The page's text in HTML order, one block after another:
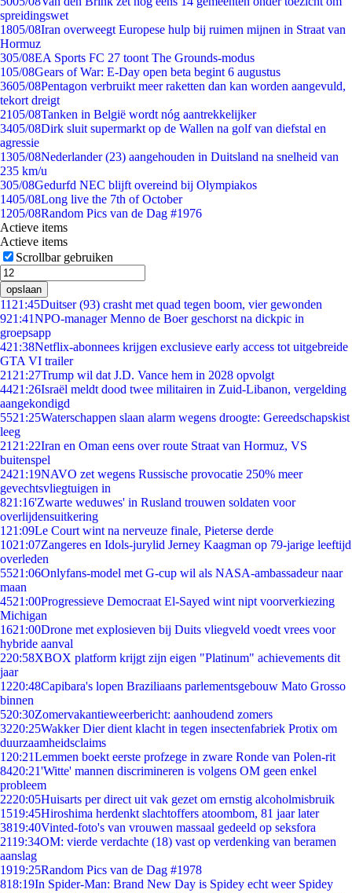
spreidingswet
1805/08Iran overweegt Europese hulp bij ruimen mijnen in Straat van
Hormuz
305/08EA Sports FC 27 toont The Grounds-modus
105/08Gears of War: E-Day open beta begint 6 augustus
3605/08Pentagon verbruikt meer raketten dan kan worden aangevuld,
tekort dreigt
2105/08Tanken in België wordt nóg aantrekkelijker
3405/08Dirk sluit supermarkt op de Wallen na golf van diefstal en
agressie
1305/08Nederlander (23) aangehouden in Duitsland na snelheid van
235 km/u
305/08Gedurfd NEC blijft overeind bij Olympiakos
1405/08Long live the 7th of October
1205/08Random Pics van de Dag #1976
Actieve items
Actieve items
Scrollbar gebruiken
opslaan
11 21:45Duitser (93) crasht met quad tegen boom, vier gewonden
921:41NPO-manager Menno de Boer geschorst na dickpic in
groepsapp
421:38Netflix-abonnees krijgen exclusieve early access tot uitgebreide
GTA VI trailer
21 21:27Trump wil dat J.D. Vance hem in 2028 opvolgt
4421:26Israël meldt dood twee militairen in Zuid-Libanon, vergelding
aangekondigd
5521:25Waterschappen slaan alarm wegens droogte: Gereedschapskist
leeg
21 21:22Iran en Oman eens over route Straat van Hormuz, VS
buitenspel
2421:19NAVO zet wegens Russische provocatie 250% meer
gevechtsvliegtuigen in
821:16'Zwarte weduwes' in Rusland trouwen soldaten voor
overlijdensuitkering
1 21:09Le Court wint na nerveuze finale, Pieterse derde
1021:07Zangeres en Idols-jurylid Jerney Kaagman op 79-jarige leeftijd
overleden
5521:06Onlyfans-model met G-cup wil als NASA-ambassadeur naar
maan
4521:00Progressieve Democraat El-Sayed wint nipt voorverkiezing
Michigan
1621:00Drone met explosieven bij Duits vliegveld voedt vrees voor
hybride aanval
220:58XBOX platform krijgt zijn eigen "Platinum" achievements dit
jaar
1220:48Capibara's lopen Braziliaans parlementsgebouw Mato Grosso
binnen
520:30Zomervakantieweerbericht: aanhoudend zomers
3220:25Wakker Dier dient klacht in tegen insectenfabriek Protix om
duurzaamheidsclaims
1 20:21Lemmen boekt eerste profzege in zware Ronde van Polen-rit
8420:21'Witte' mannen discrimineren is volgens OM geen enkel
probleem
2220:05Huisarts per direct uit vak gezet om ernstig alcoholmisbruik
1519:45Hiroshima herdenkt slachtoffers atoombom, 81 jaar later
3819:40Vinted-foto's van vrouwen massaal gedeeld op seksfora
2119:34OM: vierde verdachte (18) vast op verdenking van beramen
aanslag
1919:25Random Pics van de Dag #1978
818:19In Spider-Man: Brand New Day is Spidey echt weer Spidey